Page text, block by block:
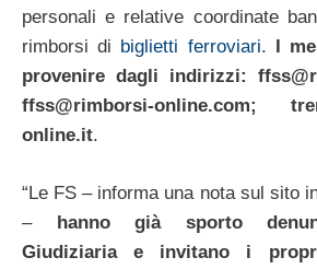
personali e relative coordinate
rimborsi di biglietti ferroviari. I
provenire dagli indirizzi:
ffss@rimborsi-online.com;
online.it.
“Le FS – informa una nota sul sito
– hanno già sporto
Giudiziaria e invitano i